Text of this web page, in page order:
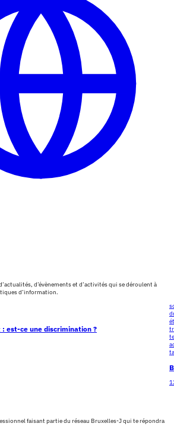
d’évènements et d’activités qui se déroulent à
d’information.
est-ce une discrimination ?
faisant partie du réseau Bruxelles-J qui te répondra